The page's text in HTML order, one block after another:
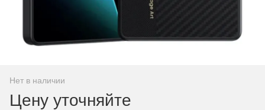
Нет в наличии
Цену уточняйте